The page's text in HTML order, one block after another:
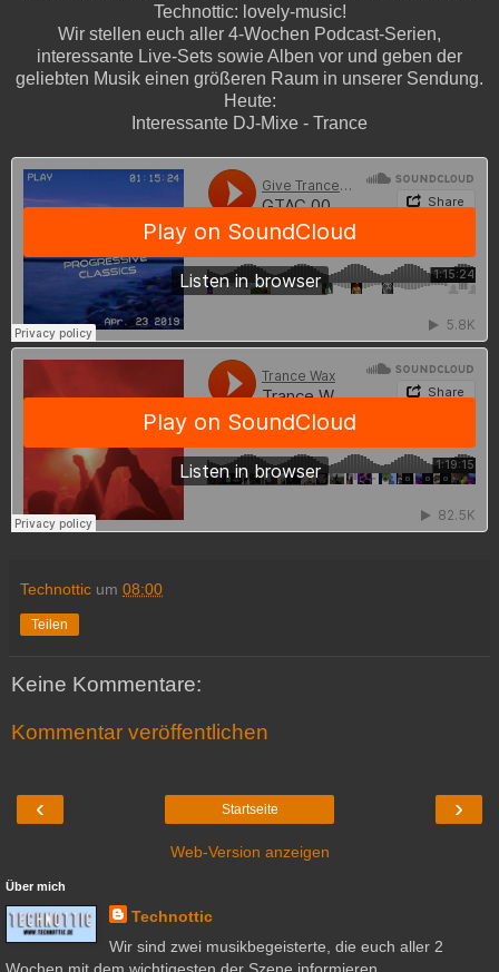
Technottic: lovely-music!
Wir stellen euch aller 4-Wochen Podcast-Serien,
interessante Live-Sets sowie Alben vor und geben der
geliebten Musik einen größeren Raum in unserer Sendung.
Heute:
Interessante DJ-Mixe - Trance
Technottic um 08:00
Teilen
Keine Kommentare:
Kommentar veröffentlichen
‹ ›
Startseite
Web-Version anzeigen
Über mich
Technottic
Wir sind zwei musikbegeisterte, die euch aller 2